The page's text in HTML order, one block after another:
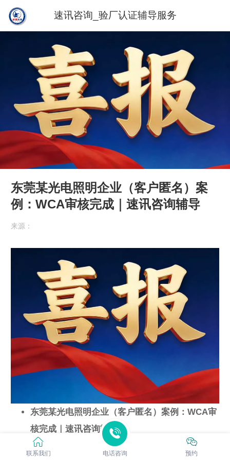
速讯咨询_验厂认证辅导服务
东莞某光电照明企业（客户匿名）案
例：WCA审核完成｜速讯咨询辅导
来源：
东莞某光电照明企业（客户匿名）案例：WCA审
核完成｜速讯咨询辅导
本着保密原则，本文客户信息一律脱敏；如需核
联系我们 电话咨询 预约